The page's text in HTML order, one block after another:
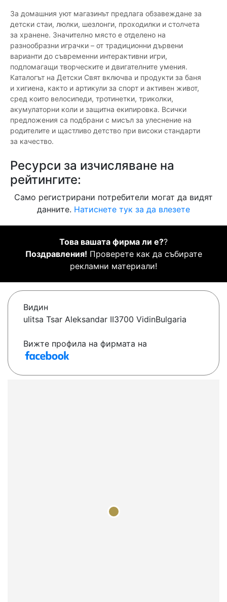
За домашния уют магазинът предлага обзавеждане за
детски стаи, люлки, шезлонги, проходилки и столчета
за хранене. Значително място е отделено на
разнообразни играчки – от традиционни дървени
варианти до съвременни интерактивни игри,
подпомагащи творческите и двигателните умения.
Каталогът на Детски Свят включва и продукти за баня
и хигиена, както и артикули за спорт и активен живот,
сред които велосипеди, тротинетки, триколки,
акумулаторни коли и защитна екипировка. Всички
предложения са подбрани с мисъл за улеснение на
родителите и щастливо детство при високи стандарти
за качество.
Ресурси за изчисляване на
рейтингите:
Само регистрирани потребители могат да видят
данните. Натиснете тук за да влезете
Това вашата фирма ли е??
Поздравления! Проверете как да събирате
рекламни материали!
Видин
ulitsa Tsar Aleksandar II3700 VidinBulgaria
Вижте профила на фирмата на